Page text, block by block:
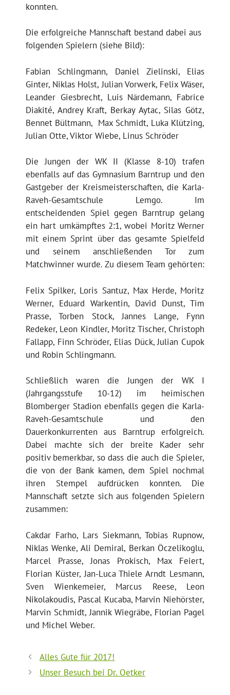
konnten.
Die erfolgreiche Mannschaft bestand dabei aus
folgenden Spielern (siehe Bild):
Fabian Schlingmann, Daniel Zielinski, Elias
Ginter, Niklas Holst, Julian Vorwerk, Felix Wäser,
Leander Giesbrecht, Luis Närdemann, Fabrice
Diakité, Andrey Kraft, Berkay Aytac, Silas Götz,
Bennet Bültmann, Max Schmidt, Luka Klützing,
Julian Otte, Viktor Wiebe, Linus Schröder
Die Jungen der WK II (Klasse 8-10) trafen
ebenfalls auf das Gymnasium Barntrup und den
Gastgeber der Kreismeisterschaften, die Karla-
Raveh-Gesamtschule Lemgo. Im
entscheidenden Spiel gegen Barntrup gelang
ein hart umkämpftes 2:1, wobei Moritz Werner
mit einem Sprint über das gesamte Spielfeld
und seinem anschließenden Tor zum
Matchwinner wurde. Zu diesem Team gehörten:
Felix Spilker, Loris Santuz, Max Herde, Moritz
Werner, Eduard Warkentin, David Dunst, Tim
Prasse, Torben Stock, Jannes Lange, Fynn
Redeker, Leon Kindler, Moritz Tischer, Christoph
Fallapp, Finn Schröder, Elias Dück, Julian Cupok
und Robin Schlingmann.
Schließlich waren die Jungen der WK I
(Jahrgangsstufe 10-12) im heimischen
Blomberger Stadion ebenfalls gegen die Karla-
Raveh-Gesamtschule und den
Dauerkonkurrenten aus Barntrup erfolgreich.
Dabei machte sich der breite Kader sehr
positiv bemerkbar, so dass die auch die Spieler,
die von der Bank kamen, dem Spiel nochmal
ihren Stempel aufdrücken konnten. Die
Mannschaft setzte sich aus folgenden Spielern
zusammen:
Cakdar Farho, Lars Siekmann, Tobias Rupnow,
Niklas Wenke, Ali Demiral, Berkan Öczelikoglu,
Marcel Prasse, Jonas Prokisch, Max Feiert,
Florian Küster, Jan-Luca Thiele Arndt Lesmann,
Sven Wienkemeier, Marcus Reese, Leon
Nikolakoudis, Pascal Kucaba, Marvin Niehörster,
Marvin Schmidt, Jannik Wiegräbe, Florian Pagel
und Michel Weber.
Alles Gute für 2017!
Unser Besuch bei Dr. Oetker